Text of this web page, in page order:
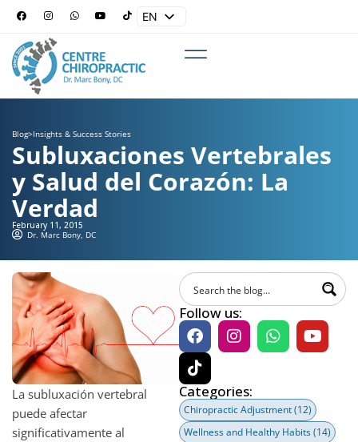
EN
Blog>Insights & Success Stories
Subluxaciones Vertebrales
y Salud del Corazón: La
Verdad
February 11, 2015
Dr. Marc Bony, DC
La subluxación vertebral
puede afectar
significativamente al
Follow us:
Categories:
Chiropractic Adjustment(12)
Wellness and Healthy Habits(14)